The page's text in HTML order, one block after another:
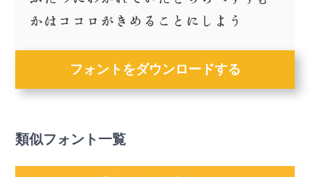
フォントをダウンロードする
類似フォント一覧